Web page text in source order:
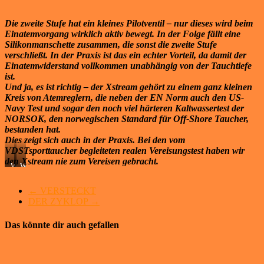
Die zweite Stufe hat ein kleines Pilotventil – nur dieses wird beim
Einatemvorgang wirklich aktiv bewegt. In der Folge fällt eine
Silikonmanschette zusammen, die sonst die zweite Stufe
verschließt. In der Praxis ist das ein echter Vorteil, da damit der
Einatemwiderstand vollkommen unabhängig von der Tauchtiefe
ist.
Und ja, es ist richtig – der Xstream gehört zu einem ganz kleinen
Kreis von Atemreglern, die neben der EN Norm auch den US-
Navy Test und sogar den noch viel härteren Kaltwassertest der
NORSOK, den norwegischen Standard für Off-Shore Taucher,
bestanden hat.
Dies zeigt sich auch in der Praxis. Bei den vom
VDSTsporttaucher begleiteten realen Vereisungstest haben wir
den Xstream nie zum Vereisen gebracht.
Wer
ausprobieren
wo
Weitere
allen
technischen
und
← VERSTECKT
DER ZYKLOP →
Das könnte dir auch gefallen